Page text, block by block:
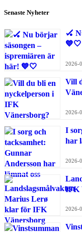
Senaste Nyheter
🏑
💙🤍
2026-
Vill
2026-
I
har
2026-
IFK
2026-